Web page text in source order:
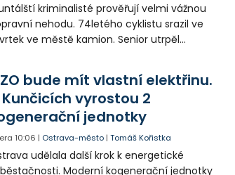
kriminalisté prověřují velmi vážnou
nehodu. 74letého cyklistu srazil ve
ve městě kamion. Senior utrpěl
případné svědky.
bude mít vlastní elektřinu.
Kunčicích vyrostou 2
jednotky
10:06 | Ostrava-město |Tomáš Kořistka
udělala další krok k energetické
Moderní kogenerační jednotky